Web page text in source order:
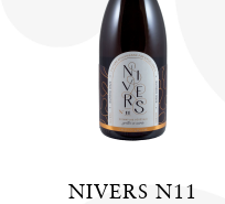
NIVERS N11